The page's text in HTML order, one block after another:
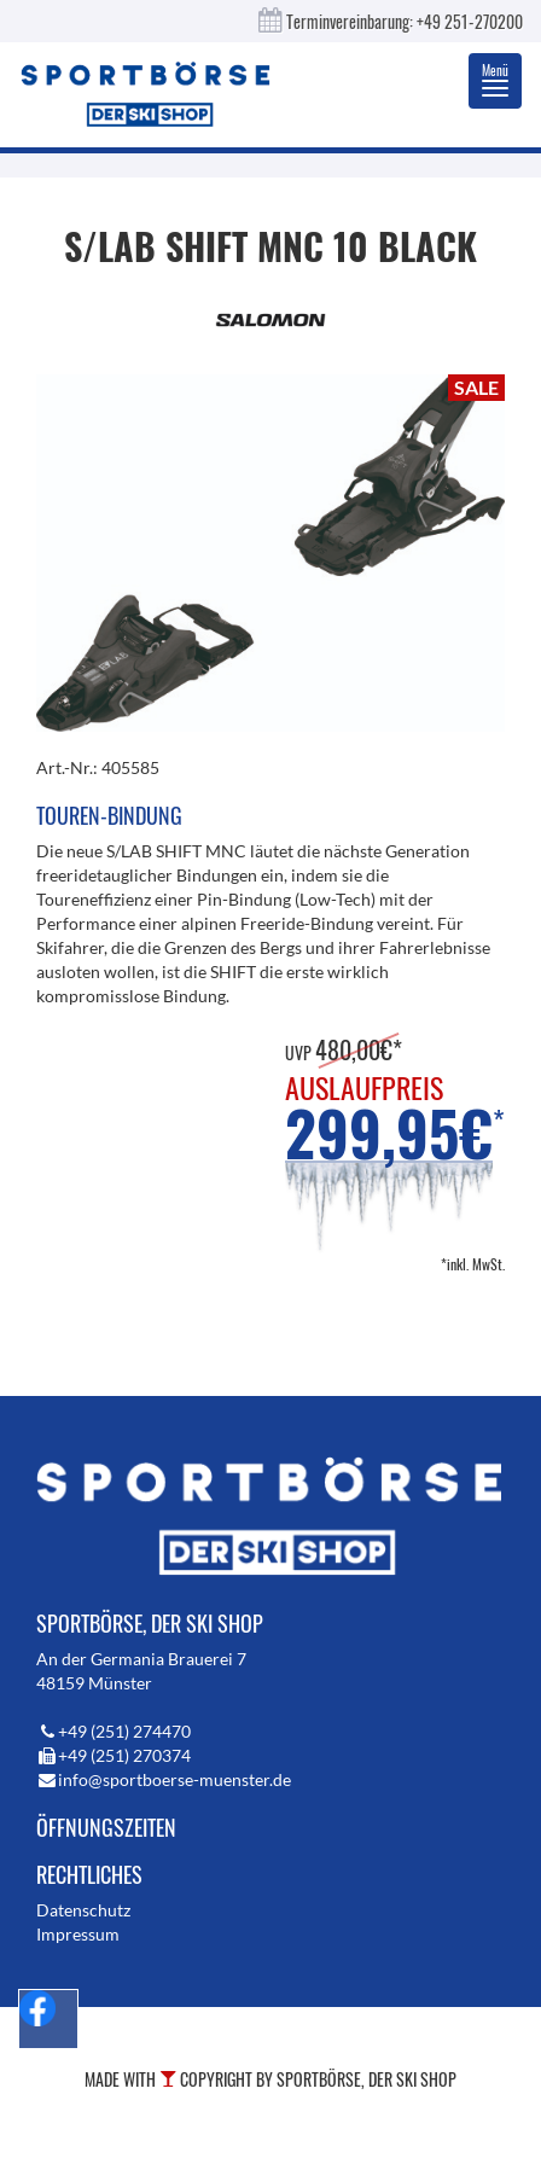
Terminvereinbarung:+49 251-270200
Menü
S/LAB SHIFT MNC 10 BLACK
SALE
Art.-Nr.: 405585
TOUREN-BINDUNG
Die neue S/LAB SHIFT MNC läutet die nächste Generation
freeridetauglicher Bindungen ein, indem sie die
Toureneffizienz einer Pin-Bindung (Low-Tech) mit der
Performance einer alpinen Freeride-Bindung vereint. Für
Skifahrer, die die Grenzen des Bergs und ihrer Fahrerlebnisse
ausloten wollen, ist die SHIFT die erste wirklich
kompromisslose Bindung.
UVP480,00€*
AUSLAUFPREIS
299,95€*
*inkl. MwSt.
SPORTBÖRSE, DER SKI SHOP
An der Germania Brauerei 7
48159 Münster
+49 (251) 274470
+49 (251) 270374
info@sportboerse-muenster.de
ÖFFNUNGSZEITEN
RECHTLICHES
Datenschutz
Impressum
MADE WITH COPYRIGHT BY SPORTBÖRSE, DER SKI SHOP